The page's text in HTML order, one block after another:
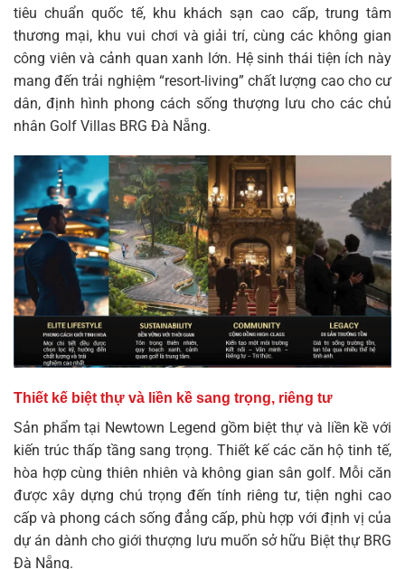
tiêu chuẩn quốc tế, khu khách sạn cao cấp, trung tâm
thương mại, khu vui chơi và giải trí, cùng các không gian
công viên và cảnh quan xanh lớn. Hệ sinh thái tiện ích này
mang đến trải nghiệm “resort-living” chất lượng cao cho cư
dân, định hình phong cách sống thượng lưu cho các chủ
nhân Golf Villas BRG Đà Nẵng.
Thiết kế biệt thự và liền kề sang trọng, riêng tư
Sản phẩm tại Newtown Legend gồm biệt thự và liền kề với
kiến trúc thấp tầng sang trọng. Thiết kế các căn hộ tinh tế,
hòa hợp cùng thiên nhiên và không gian sân golf. Mỗi căn
được xây dựng chú trọng đến tính riêng tư, tiện nghi cao
cấp và phong cách sống đẳng cấp, phù hợp với định vị của
dự án dành cho giới thượng lưu muốn sở hữu Biệt thự BRG
Đà Nẵng.